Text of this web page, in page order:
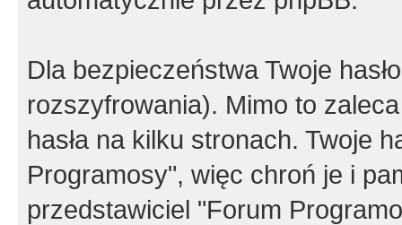
Dla bezpieczeństwa Twoje
rozszyfrowania). Mimo to
hasła na kilku stronach. Twoje
Programosy", więc chroń je i
przedstawiciel "Forum